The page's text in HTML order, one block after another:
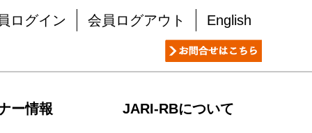
ログイン 会員ログアウト English
ー情報 JARI-RBについて